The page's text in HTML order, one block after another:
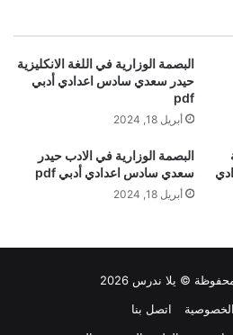
البصمة الوزارية في اللغة الانكليزية
حيدر سعدي سادس اعدادي أدبي
pdf
أبريل 18, 2024
البصمة الوزارية في الادب حيدر
سعدي سادس اعدادي أدبي pdf
أبريل 18, 2024
© يلا ندرس 2026
اتصل بنا